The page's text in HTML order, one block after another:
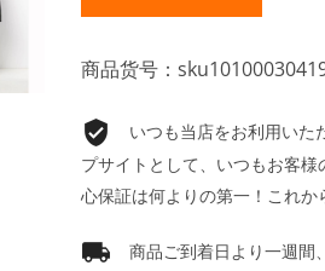
商品货号：
いつも当店をお利用い
プサイトとして、いつもお客
心保証は何よりの第一！これか
商品ご到着日より一週間